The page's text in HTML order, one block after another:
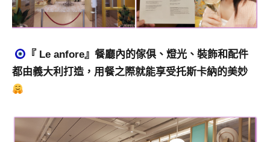
『 Le anfore』餐廳內的傢俱、燈光、裝飾和配件
都由義大利打造，用餐之際就能享受托斯卡納的美妙